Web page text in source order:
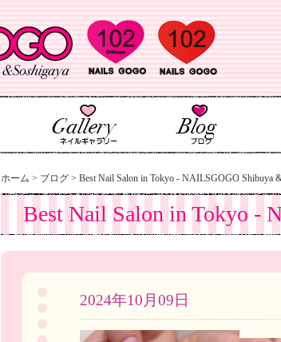
ホーム > ブログ > Best Nail Salon in Tokyo - NAILSGOGO Shibuya
Best Nail Salon in Tokyo -
2024年10月09日